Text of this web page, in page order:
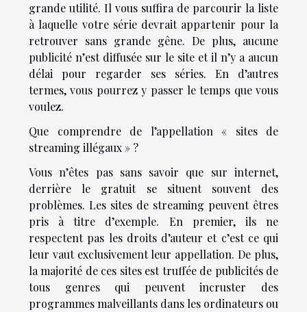
grande utilité. Il vous suffira de parcourir la liste
à laquelle votre série devrait appartenir pour la
retrouver sans grande gêne. De plus, aucune
publicité n’est diffusée sur le site et il n’y a aucun
délai pour regarder ses séries. En d’autres
termes, vous pourrez y passer le temps que vous
voulez.
Que comprendre de l’appellation « sites de
streaming illégaux » ?
Vous n’êtes pas sans savoir que sur internet,
derrière le gratuit se situent souvent des
problèmes. Les sites de streaming peuvent êtres
pris à titre d’exemple. En premier, ils ne
respectent pas les droits d’auteur et c’est ce qui
leur vaut exclusivement leur appellation. De plus,
la majorité de ces sites est truffée de publicités de
tous genres qui peuvent incruster des
programmes malveillants dans les ordinateurs ou